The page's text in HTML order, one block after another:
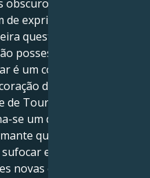
e sensuais do
exprimir as camadas
questionadora e
possessiva.
é um coração amoroso
de Gémeos
Touro uma
se um defensor dos
que oferece uma
emocionalmente.
novas e excitantes,